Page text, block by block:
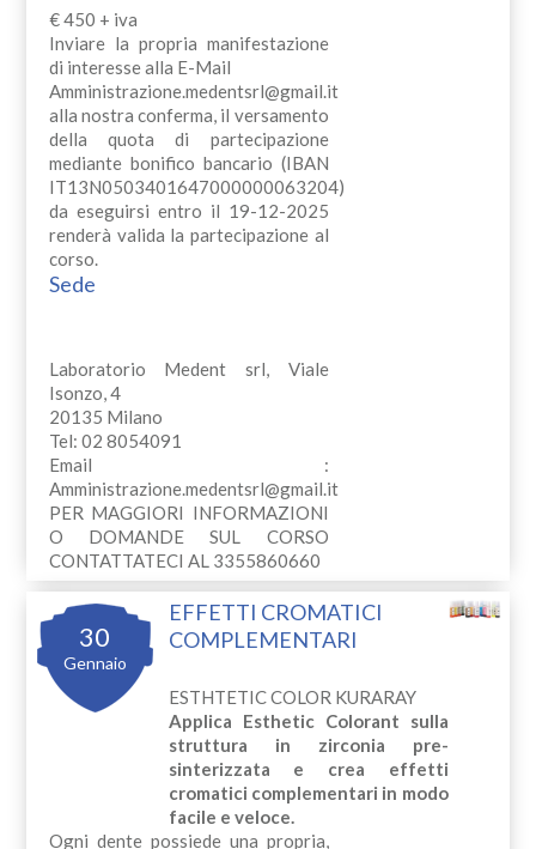
€ 450 + iva
Inviare la propria manifestazione
di interesse alla E-Mail
Amministrazione.medentsrl@gmail.it
alla nostra conferma, il versamento
della quota di partecipazione
mediante bonifico bancario (IBAN
IT13N0503401647000000063204)
da eseguirsi entro il 19-12-2025
renderà valida la partecipazione al
corso.
Sede
Laboratorio Medent srl, Viale
Isonzo, 4
20135 Milano
Tel: 02 8054091
Email :
Amministrazione.medentsrl@gmail.it
PER MAGGIORI INFORMAZIONI
O DOMANDE SUL CORSO
CONTATTATECI AL 3355860660
30
Gennaio
EFFETTI CROMATICI
COMPLEMENTARI
ESTHTETIC COLOR KURARAY
Applica Esthetic Colorant sulla
struttura in zirconia pre-
sinterizzata e crea effetti
cromatici complementari in modo
facile e veloce.
Ogni dente possiede una propria,